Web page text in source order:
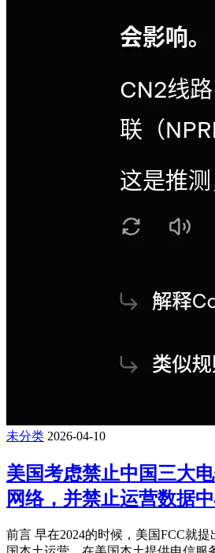
未分类 2026-04-10
美国考虑禁止中国三大
网络，并禁止运营数据
前言 早在2024的时候，美国FCC就